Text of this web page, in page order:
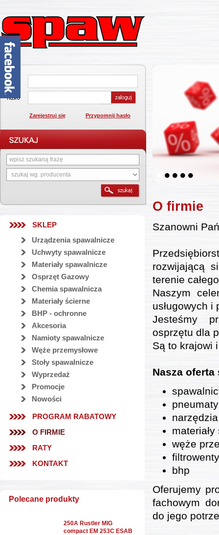
Zarejestruj się Przypomnij hasło
SKLEP
Urządzenia spawalnicze
Uchwyty spawalnicze
Materiały spawalnicze
Osprzęt Gazowy
Chemia spawalnicza
Materiały ścierne
BHP - ochronne
Akcesoria
Namioty spawalnicze
Węże przemysłowe
Stoły spawalnicze
Wyprzedaż
Promocje
Nowości
PROGRAM RABATOWY
O FIRMIE
RATY
KONTAKT
Polecane produkty
250A Rustler MIG
compact EM 253C ESAB
4
O firmie
Szanowni
rozwijającą
terenie
Naszym
usługowych i
Jesteśmy
osprzętu dla
Są to krajowi
Nasza
węże
bhp
Oferujemy
fachowym
do jego